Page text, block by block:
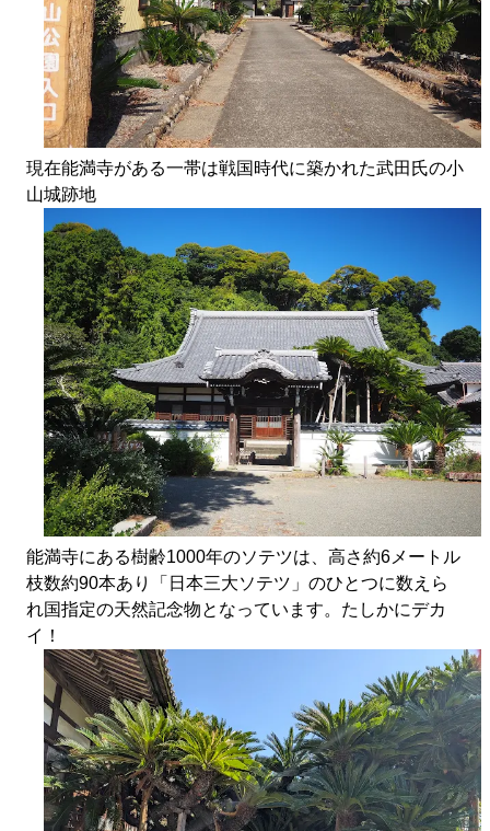
現在能満寺がある一帯は戦国時代に築かれた武田氏の小
山城跡地
能満寺にある樹齢1000年のソテツは、高さ約6メートル
枝数約90本あり「日本三大ソテツ」のひとつに数えら
れ国指定の天然記念物となっています。たしかにデカ
イ！